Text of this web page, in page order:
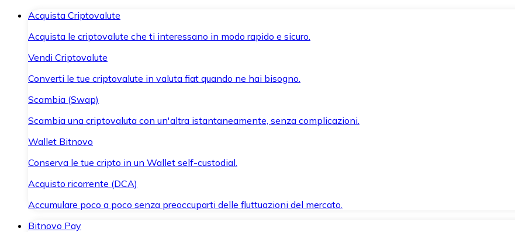
Acquista Criptovalute
Acquista le criptovalute che ti interessano in modo rapido e sicuro.
Vendi Criptovalute
Converti le tue criptovalute in valuta fiat quando ne hai bisogno.
Scambia (Swap)
Scambia una criptovaluta con un'altra istantaneamente, senza complicazioni.
Wallet Bitnovo
Conserva le tue cripto in un Wallet self-custodial.
Acquisto ricorrente (DCA)
Accumulare poco a poco senza preoccuparti delle fluttuazioni del mercato.
Bitnovo Pay